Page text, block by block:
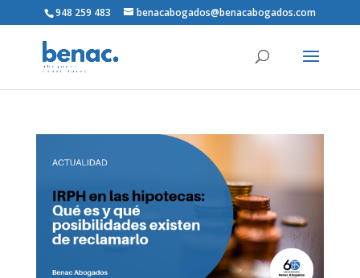
948 259 483 benacabogados@benacabogados.com